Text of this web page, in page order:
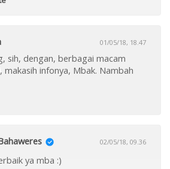
01/05/18, 18.47
sih, dengan, berbagai macam
makasih infonya, Mbak. Nambah
02/05/18, 09.36
ya mba :)